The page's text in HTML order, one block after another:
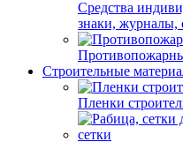
Средства
знаки, журналы,
Строительные
Пленки